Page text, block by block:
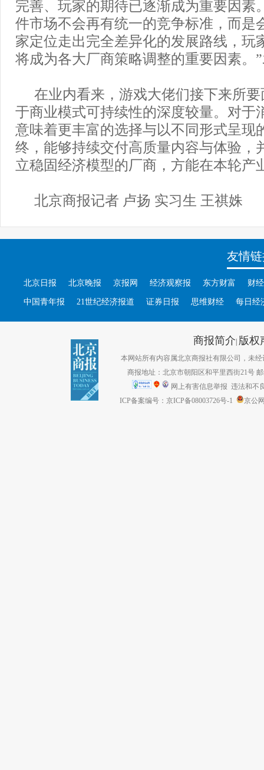
完善、玩家的期待已逐渐成为重要因素
件市场不会再有统一的竞争标准，而是
家定位走出完全差异化的发展路线，玩
将成为各大厂商策略调整的重要因素。
在业内看来，游戏大佬们接下来所
于商业模式可持续性的深度较量。对于
意味着更丰富的选择与以不同形式呈现
终，能够持续交付高质量内容与体验，
立稳固经济模型的厂商，方能在本轮产
北京商报记者 卢扬 实习生 王祺姝
友情
北京日报 北京晚报 京报网 经济观察报 东方财富 财
中国青年报 21世纪经济报道 证券日报 思维财经 每日经
商报简介| 版权
本网站所有内容属北京商报社有限公司，未经
商报地址：北京市朝阳区和平里西街21号
网上有害信息举报 违法和不
ICP备案编号：京ICP备08003726号-1
京公